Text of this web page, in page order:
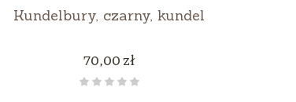
Kundelbury, czarny, kundel
Cena
70,00 zł